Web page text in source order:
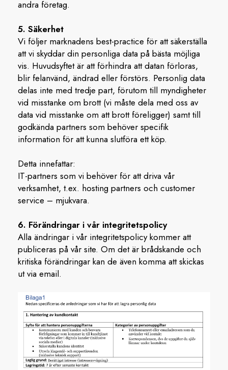
andra företag.
5. Säkerhet
Vi följer marknadens best-practice för att säkerställa
att vi skyddar din personliga data på bästa möjliga
vis. Huvudsyftet är att förhindra att datan förloras,
blir felanvänd, ändrad eller förstörs. Personlig data
delas inte med tredje part, förutom till myndigheter
vid misstanke om brott (vi måste dela med oss av
data vid misstanke om att brott föreligger) samt till
godkända partners som behöver specifik
information för att kunna slutföra ett köp.
Detta innefattar:
IT-partners som vi behöver för att driva vår
verksamhet, t.ex. hosting partners och customer
service – mjukvara.
6. Förändringar i vår integritetspolicy
Alla ändringar i vår integritetspolicy kommer att
publiceras på vår site. Om det är brådskande och
kritiska förändringar kan de även komma att skickas
ut via email.